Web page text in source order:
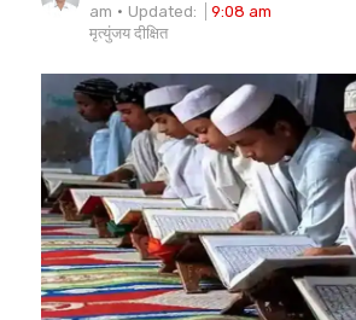
am
Updated:
9:08 am
Author
मृत्युंजय दीक्षित